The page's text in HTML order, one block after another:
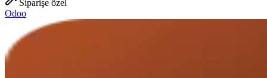
Siparişe özel
Odoo